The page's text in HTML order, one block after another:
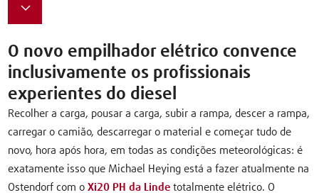
O novo empilhador elétrico convence
inclusivamente os profissionais
experientes do diesel
Recolher a carga, pousar a carga, subir a rampa, descer a rampa,
carregar o camião, descarregar o material e começar tudo de
novo, hora após hora, em todas as condições meteorológicas: é
exatamente isso que Michael Heying está a fazer atualmente na
Ostendorf com oXi20 PH da Linde totalmente elétrico. O